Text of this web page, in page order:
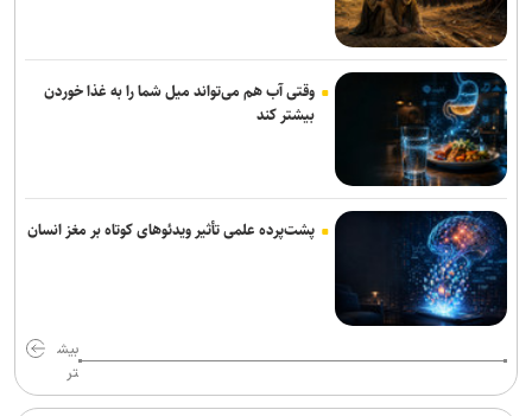
عضو هیئت علمی دانشگاه آزاد: اصلاح حکمرانی آموزشی مهم‌ترین
پیش‌نیاز تحول در آموزش عالی است
تقویم آموزشی نیمسال اول دانشگاه خوارزمی اعلام شد
وقتی آب هم می‌تواند میل شما را به غذا خوردن
بیشتر کند
پشت‌پرده علمی تأثیر ویدئو‌های کوتاه بر مغز انسان
بیش
تر